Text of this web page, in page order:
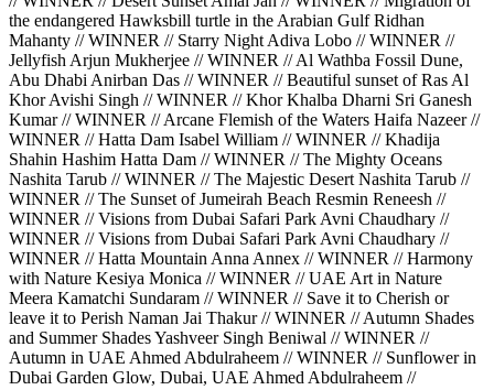
the endangered Hawksbill turtle in the Arabian Gulf Ridhan
Mahanty // WINNER // Starry Night Adiva Lobo // WINNER //
Jellyfish Arjun Mukherjee // WINNER // Al Wathba Fossil Dune,
Abu Dhabi Anirban Das // WINNER // Beautiful sunset of Ras Al
Khor Avishi Singh // WINNER // Khor Khalba Dharni Sri Ganesh
Kumar // WINNER // Arcane Flemish of the Waters Haifa Nazeer //
WINNER // Hatta Dam Isabel William // WINNER // Khadija
Shahin Hashim Hatta Dam // WINNER // The Mighty Oceans
Nashita Tarub // WINNER // The Majestic Desert Nashita Tarub //
WINNER // The Sunset of Jumeirah Beach Resmin Reneesh //
WINNER // Visions from Dubai Safari Park Avni Chaudhary //
WINNER // Visions from Dubai Safari Park Avni Chaudhary //
WINNER // Hatta Mountain Anna Annex // WINNER // Harmony
with Nature Kesiya Monica // WINNER // UAE Art in Nature
Meera Kamatchi Sundaram // WINNER // Save it to Cherish or
leave it to Perish Naman Jai Thakur // WINNER // Autumn Shades
and Summer Shades Yashveer Singh Beniwal // WINNER //
Autumn in UAE Ahmed Abdulraheem // WINNER // Sunflower in
Dubai Garden Glow, Dubai, UAE Ahmed Abdulraheem //